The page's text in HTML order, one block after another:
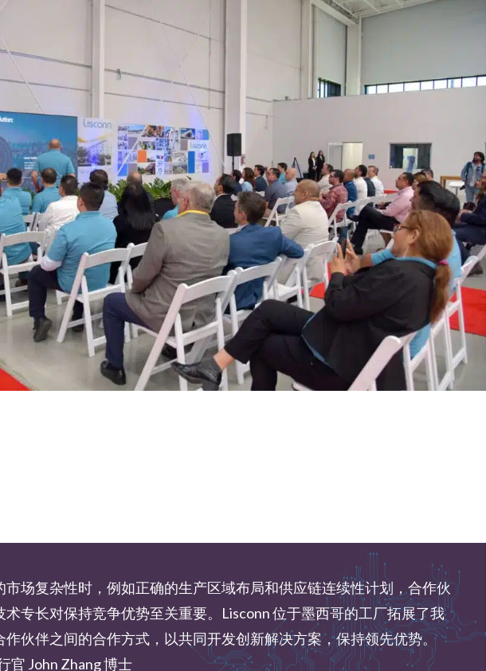
市场复杂性时，例如正确的生产区域布局和供应链连续性计划，合作伙
术专长对保持竞争优势至关重要。Lisconn 位于墨西哥的工厂拓展了我
作伙伴之间的合作方式，以共同开发创新解决方案，保持领先优势。
官 John Zhang 博士